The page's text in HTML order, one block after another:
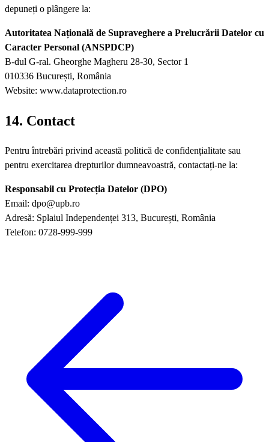
depuneți o plângere la:
Autoritatea Națională de Supraveghere a Prelucrării Datelor cu
Caracter Personal (ANSPDCP)
B-dul G-ral. Gheorghe Magheru 28-30, Sector 1
010336 București, România
Website: www.dataprotection.ro
14. Contact
Pentru întrebări privind această politică de confidențialitate sau
pentru exercitarea drepturilor dumneavoastră, contactați-ne la:
Responsabil cu Protecția Datelor (DPO)
Email: dpo@upb.ro
Adresă: Splaiul Independenței 313, București, România
Telefon: 0728-999-999